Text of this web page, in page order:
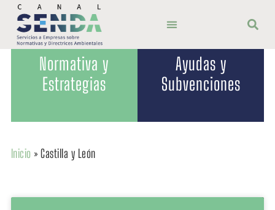
Normativa y
Estrategias
Ayudas y
Subvenciones
Inicio »Castilla y León